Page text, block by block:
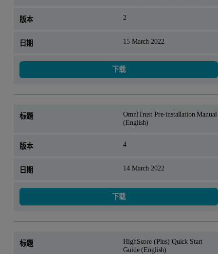
2
15 March 2022
下载
OmniTrust Pre-installation Manual
(English)
4
14 March 2022
下载
HighScore (Plus) Quick Start
Guide (English)